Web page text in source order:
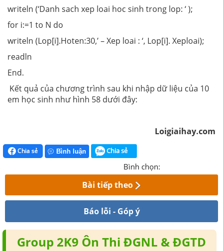
writeln (‘Danh sach xep loai hoc sinh trong lop: ‘ );
for i:=1 to N do
writeln (Lop[i].Hoten:30,’ – Xep loai : ‘, Lop[i]. Xeploai);
readln
End.
Kết quả của chương trình sau khi nhập dữ liệu của 10
em học sinh như hình 58 dưới đây:
Loigiaihay.com
Chia sẻ Bình luận Chia sẻ
Bình chọn:
Bài tiếp theo
Báo lỗi - Góp ý
Group 2K9 Ôn Thi ĐGNL & ĐGTD